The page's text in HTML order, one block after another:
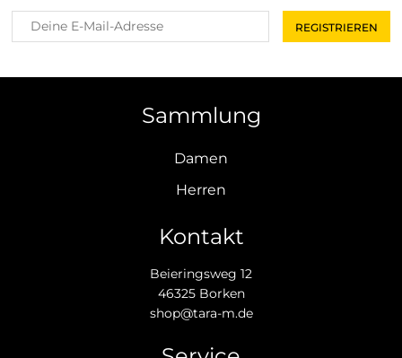
Sammlung
Damen
Herren
Kontakt
Beieringsweg 12
46325 Borken
shop@tara-m.de